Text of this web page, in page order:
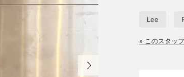
Lee
» このスタッ